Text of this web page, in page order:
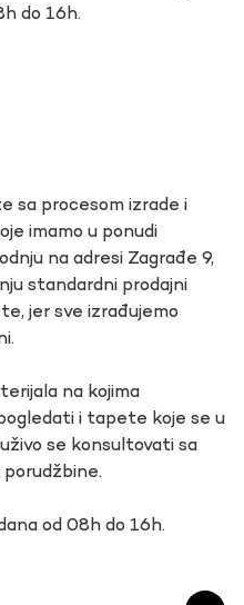
do 16h.
sa procesom izrade i
imamo u ponudi
na adresi Zagrađe 9,
standardni prodajni
jer sve izrađujemo
na kojima
i tapete koje se u
se konsultovati sa
od 08h do 16h.